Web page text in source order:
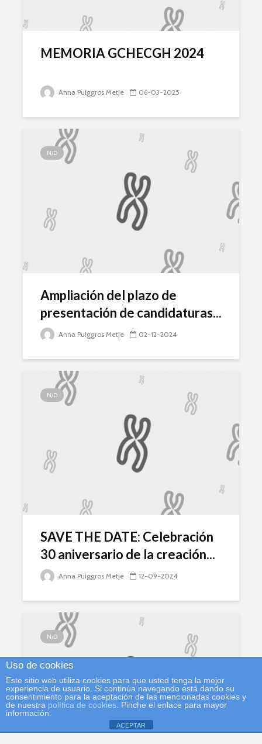
MEMORIA GCHECGH 2024
Anna Puiggros Metje 06-03-2025
N/D
Ampliación del plazo de
presentación de candidaturas...
Anna Puiggros Metje 02-12-2024
N/D
SAVE THE DATE: Celebración
30 aniversario de la creación...
Anna Puiggros Metje 12-09-2024
N/D
Uso de cookies
Este sitio web utiliza cookies para que usted tenga la mejor
experiencia de usuario. Si continúa navegando está dando su
consentimiento para la aceptación de las mencionadas cookies y
de nuestra política de cookies . Pinche el enlace para mayor
información.
ACEPTAR